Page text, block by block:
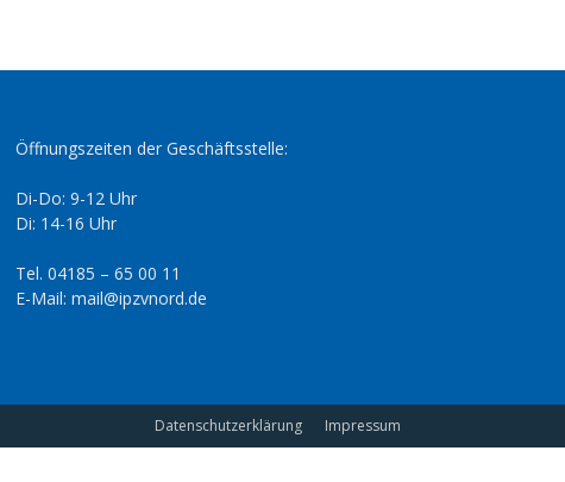
Öffnungszeiten der Geschäftsstelle:
Di-Do: 9-12 Uhr
Di: 14-16 Uhr
Tel. 04185 – 65 00 11
E-Mail: mail@ipzvnord.de
Datenschutzerklärung Impressum